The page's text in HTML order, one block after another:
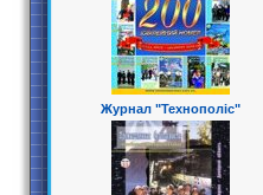
Журнал "Технополіс"